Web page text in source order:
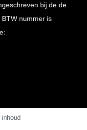
bij de de
nummer is